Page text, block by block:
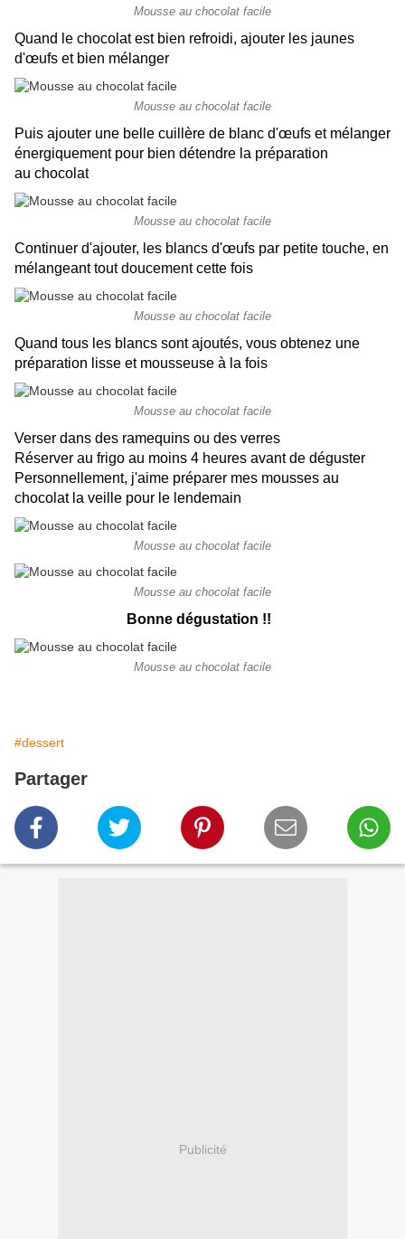
Mousse au chocolat facile
Quand le chocolat est bien refroidi, ajouter les jaunes
d'œufs et bien mélanger
Mousse au chocolat facile
Puis ajouter une belle cuillère de blanc d'œufs et mélanger
énergiquement pour bien détendre la préparation
au chocolat
Mousse au chocolat facile
Continuer d'ajouter, les blancs d'œufs par petite touche, en
mélangeant tout doucement cette fois
Mousse au chocolat facile
Quand tous les blancs sont ajoutés, vous obtenez une
préparation lisse et mousseuse à la fois
Mousse au chocolat facile
Verser dans des ramequins ou des verres
Réserver au frigo au moins 4 heures avant de déguster
Personnellement, j'aime préparer mes mousses au
chocolat la veille pour le lendemain
Mousse au chocolat facile
Mousse au chocolat facile
Bonne dégustation !!
Mousse au chocolat facile
#dessert
Partager
Publicité